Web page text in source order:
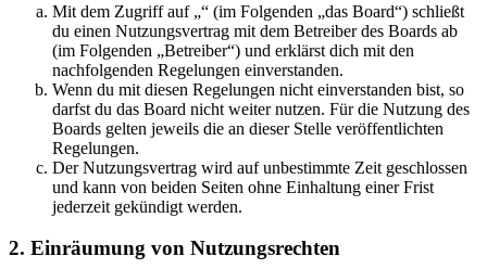
Mit dem Zugriff auf „“ (im Folgenden „das Board“) schließt
du einen Nutzungsvertrag mit dem Betreiber des Boards ab
(im Folgenden „Betreiber“) und erklärst dich mit den
nachfolgenden Regelungen einverstanden.
Wenn du mit diesen Regelungen nicht einverstanden bist, so
darfst du das Board nicht weiter nutzen. Für die Nutzung des
Boards gelten jeweils die an dieser Stelle veröffentlichten
Regelungen.
Der Nutzungsvertrag wird auf unbestimmte Zeit geschlossen
und kann von beiden Seiten ohne Einhaltung einer Frist
jederzeit gekündigt werden.
2. Einräumung von Nutzungsrechten